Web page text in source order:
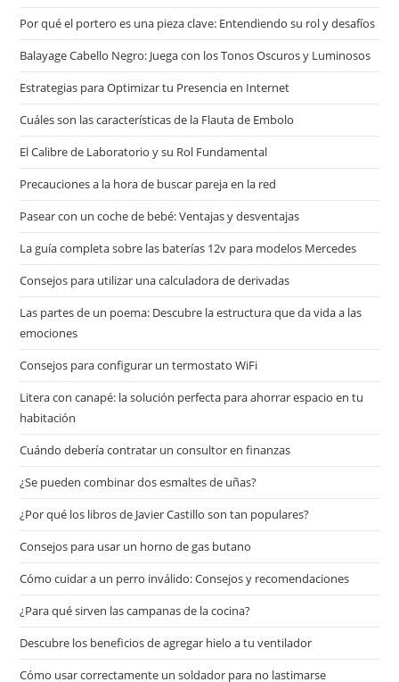
Por qué el portero es una pieza clave: Entendiendo su rol y desafíos
Balayage Cabello Negro: Juega con los Tonos Oscuros y Luminosos
Estrategias para Optimizar tu Presencia en Internet
Cuáles son las características de la Flauta de Embolo
El Calibre de Laboratorio y su Rol Fundamental
Precauciones a la hora de buscar pareja en la red
Pasear con un coche de bebé: Ventajas y desventajas
La guía completa sobre las baterías 12v para modelos Mercedes
Consejos para utilizar una calculadora de derivadas
Las partes de un poema: Descubre la estructura que da vida a las
emociones
Consejos para configurar un termostato WiFi
Litera con canapé: la solución perfecta para ahorrar espacio en tu
habitación
Cuándo debería contratar un consultor en finanzas
¿Se pueden combinar dos esmaltes de uñas?
¿Por qué los libros de Javier Castillo son tan populares?
Consejos para usar un horno de gas butano
Cómo cuidar a un perro inválido: Consejos y recomendaciones
¿Para qué sirven las campanas de la cocina?
Descubre los beneficios de agregar hielo a tu ventilador
Cómo usar correctamente un soldador para no lastimarse